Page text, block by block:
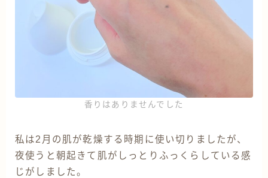
香りはありませんでした
私は2月の肌が乾燥する時期に使い切りましたが、
夜使うと朝起きて肌がしっとりふっくらしている感
じがしました。